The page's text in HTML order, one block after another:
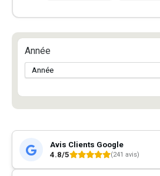
Année
Avis Clients Google
4.8/5
(241 avis)